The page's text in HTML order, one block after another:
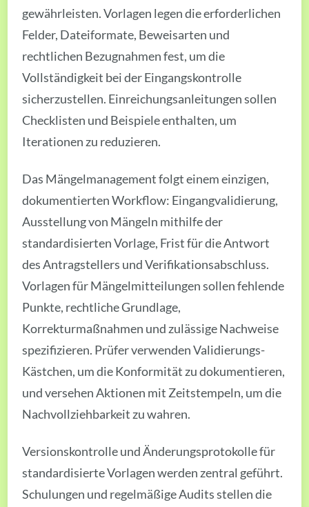
gewährleisten. Vorlagen legen die erforderlichen
Felder, Dateiformate, Beweisarten und
rechtlichen Bezugnahmen fest, um die
Vollständigkeit bei der Eingangskontrolle
sicherzustellen. Einreichungsanleitungen sollen
Checklisten und Beispiele enthalten, um
Iterationen zu reduzieren.
Das Mängelmanagement folgt einem einzigen,
dokumentierten Workflow: Eingangvalidierung,
Ausstellung von Mängeln mithilfe der
standardisierten Vorlage, Frist für die Antwort
des Antragstellers und Verifikationsabschluss.
Vorlagen für Mängelmitteilungen sollen fehlende
Punkte, rechtliche Grundlage,
Korrekturmaßnahmen und zulässige Nachweise
spezifizieren. Prüfer verwenden Validierungs-
Kästchen, um die Konformität zu dokumentieren,
und versehen Aktionen mit Zeitstempeln, um die
Nachvollziehbarkeit zu wahren.
Versionskontrolle und Änderungsprotokolle für
standardisierte Vorlagen werden zentral geführt.
Schulungen und regelmäßige Audits stellen die